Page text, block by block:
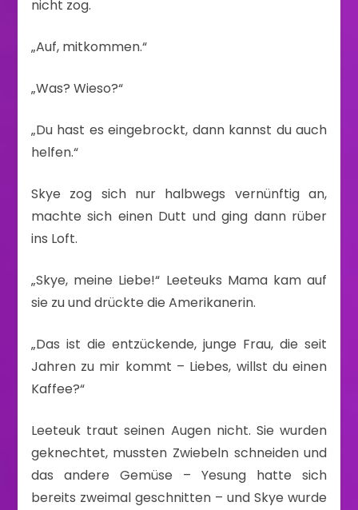
nicht zog.
„Auf, mitkommen.“
„Was? Wieso?“
„Du hast es eingebrockt, dann kannst du auch
helfen.“
Skye zog sich nur halbwegs vernünftig an,
machte sich einen Dutt und ging dann rüber
ins Loft.
„Skye, meine Liebe!“ Leeteuks Mama kam auf
sie zu und drückte die Amerikanerin.
„Das ist die entzückende, junge Frau, die seit
Jahren zu mir kommt – Liebes, willst du einen
Kaffee?“
Leeteuk traut seinen Augen nicht. Sie wurden
geknechtet, mussten Zwiebeln schneiden und
das andere Gemüse – Yesung hatte sich
bereits zweimal geschnitten – und Skye wurde